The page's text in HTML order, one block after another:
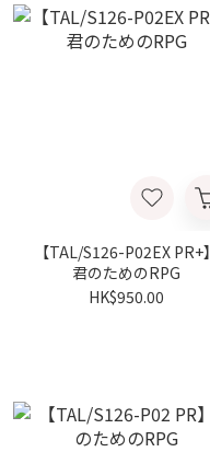
【TAL/S126-P02EX PR+】
君のためのRPG
HK$950.00